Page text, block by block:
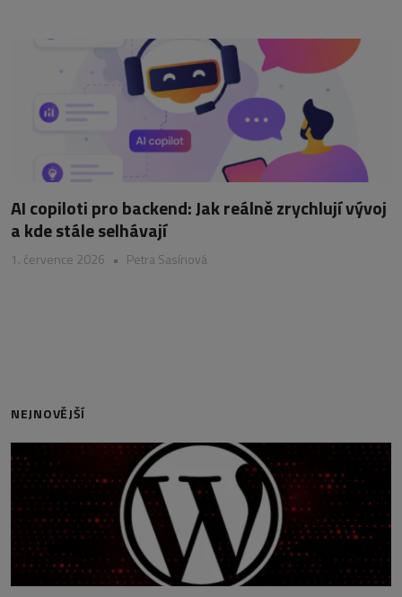
AI copiloti pro backend: Jak reálně zrychlují vývoj
a kde stále selhávají
1. července 2026 • Petra Sasínová
NEJNOVĚJŠÍ